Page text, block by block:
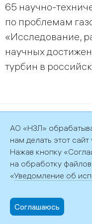
65 научно-
по проблемам
«Исследование,
научных
турбин в
Политика обработки
192029, г. Санкт-
+7 (812) 372-58-81,
АО «НЗЛ»
нам делать этот
Нажав кнопку
на обработку
«Уведомление об
Соглашаюсь